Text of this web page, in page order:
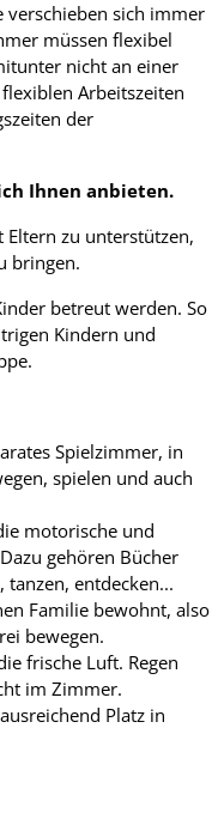
verschieben sich immer
müssen flexibel
nicht an einer
Arbeitszeiten
der
Ihnen anbieten.
zu unterstützen,
bringen.
betreut werden. So
Kindern und
Spielzimmer, in
spielen und auch
motorische und
gehören Bücher
entdecken...
Familie bewohnt, also
bewegen.
frische Luft. Regen
im Zimmer.
Platz in